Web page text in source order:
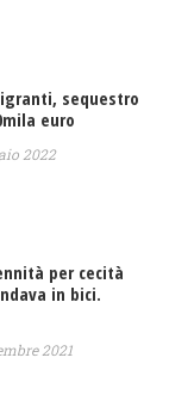
sequestro
euro
2022
per cecità
in bici.
2021